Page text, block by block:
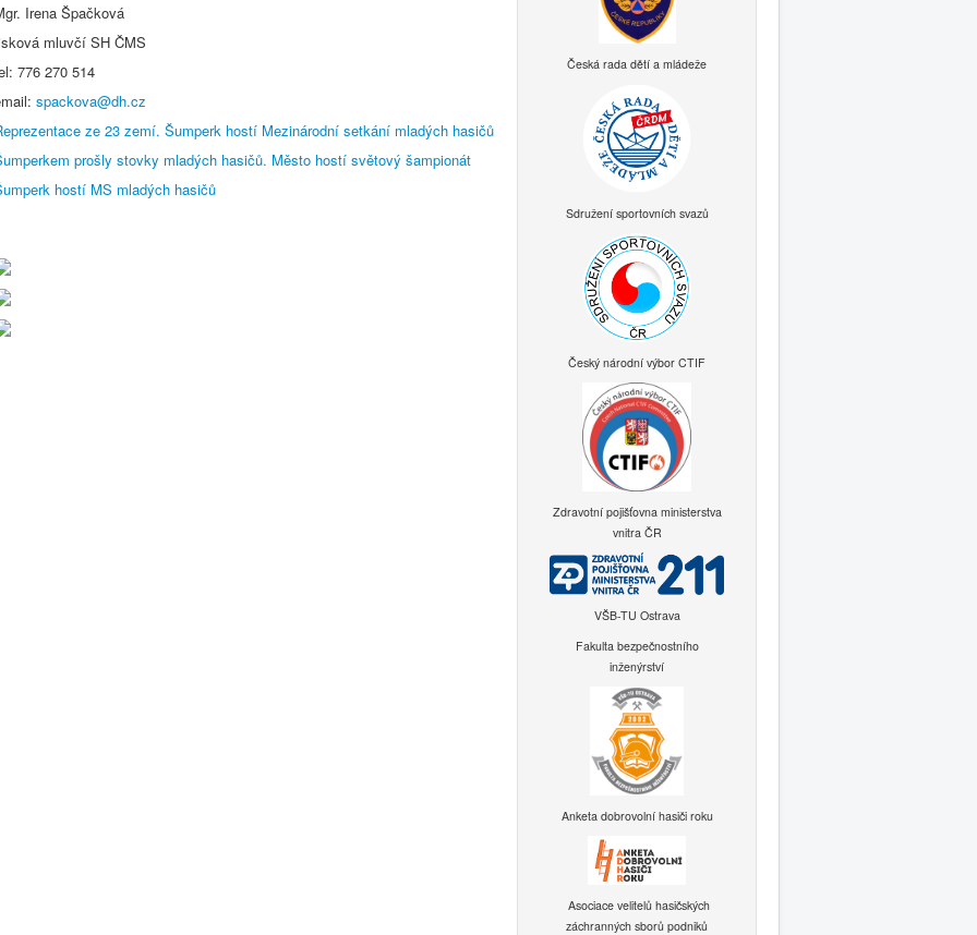
Irena Špačková
mluvčí SH ČMS
776 270 514
spackova@dh.cz
ze 23 zemí. Šumperk hostí Mezinárodní setkání mladých hasičů
prošly stovky mladých hasičů. Město hostí světový šampionát
hostí MS mladých hasičů
Česká rada dětí a mládeže
Sdružení sportovních svazů
Český národní výbor CTIF
Zdravotní pojišťovna ministerstva
vnitra ČR
VŠB-TU Ostrava
Fakulta bezpečnostního
inženýrství
Anketa dobrovolní hasiči roku
Asociace velitelů hasičských
záchranných sborů podniků